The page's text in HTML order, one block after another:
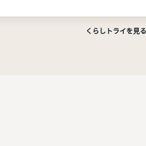
くらしトライを見る